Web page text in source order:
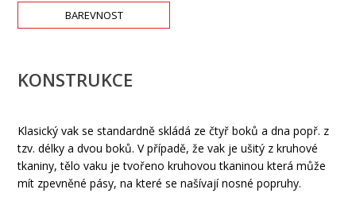
BAREVNOST
KONSTRUKCE
Klasický vak se standardně skládá ze čtyř boků a dna popř. z
tzv. délky a dvou boků. V případě, že vak je ušitý z kruhové
tkaniny, tělo vaku je tvořeno kruhovou tkaninou která může
mít zpevněné pásy, na které se našívají nosné popruhy.